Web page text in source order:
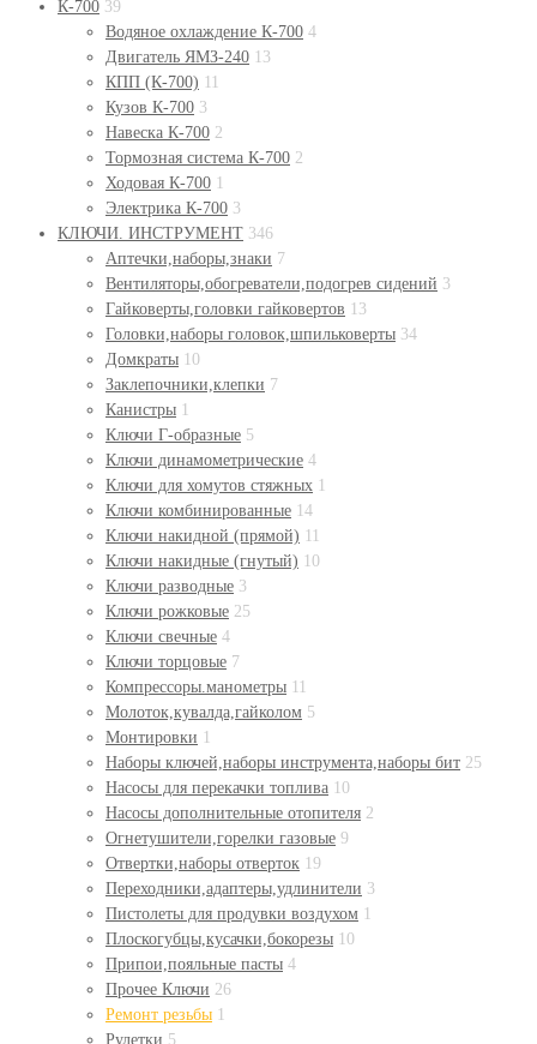
К-700 39
Водяное охлаждение К-700 4
Двигатель ЯМЗ-240 13
КПП (К-700) 11
Кузов К-700 3
Навеска К-700 2
Тормозная система К-700 2
Ходовая К-700 1
Электрика К-700 3
КЛЮЧИ. ИНСТРУМЕНТ 346
Аптечки,наборы,знаки 7
Вентиляторы,обогреватели,подогрев сидений 3
Гайковерты,головки гайковертов 13
Головки,наборы головок,шпильковерты 34
Домкраты 10
Заклепочники,клепки 7
Канистры 1
Ключи Г-образные 5
Ключи динамометрические 4
Ключи для хомутов стяжных 1
Ключи комбинированные 14
Ключи накидной (прямой) 11
Ключи накидные (гнутый) 10
Ключи разводные 3
Ключи рожковые 25
Ключи свечные 4
Ключи торцовые 7
Компрессоры.манометры 11
Молоток,кувалда,гайколом 5
Монтировки 1
Наборы ключей,наборы инструмента,наборы бит 25
Насосы для перекачки топлива 10
Насосы дополнительные отопителя 2
Огнетушители,горелки газовые 9
Отвертки,наборы отверток 19
Переходники,адаптеры,удлинители 3
Пистолеты для продувки воздухом 1
Плоскогубцы,кусачки,бокорезы 10
Припои,пояльные пасты 4
Прочее Ключи 26
Ремонт резьбы 1
Рулетки 5